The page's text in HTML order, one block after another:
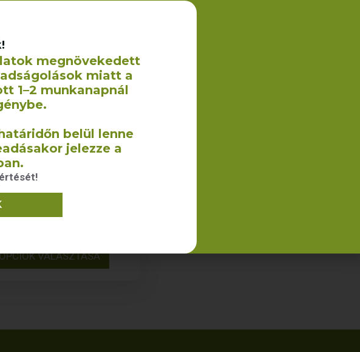
Jutazsák – 30×40
VÁLASZTÁSA
megnövekedett
miatt a
1–2 munkanapnál
belül lenne
jelezze a